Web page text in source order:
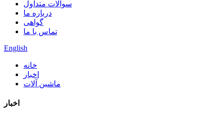
سوالات متداول
درباره ما
گواهی
تماس با ما
English
خانه
اخبار
ماشین آلات
اخبار